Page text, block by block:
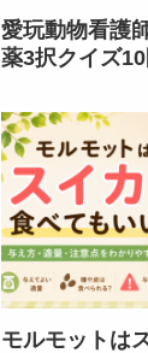
愛玩動物看護
薬3択クイズ
モルモットは